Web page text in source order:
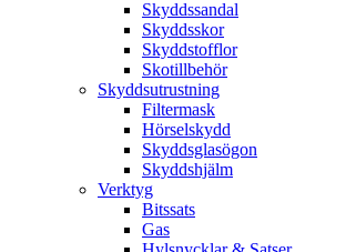
Skyddssandal
Skyddsskor
Skyddstofflor
Skotillbehör
Skyddsutrustning
Filtermask
Hörselskydd
Skyddsglasögon
Skyddshjälm
Verktyg
Bitssats
Gas